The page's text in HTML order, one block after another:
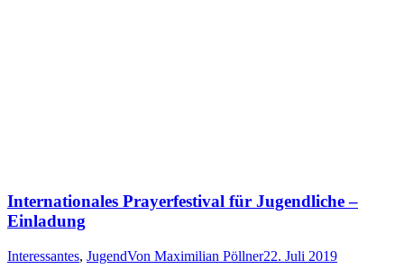
Internationales Prayerfestival für Jugendliche –
Einladung
Interessantes, JugendVon Maximilian Pöllner22. Juli 2019